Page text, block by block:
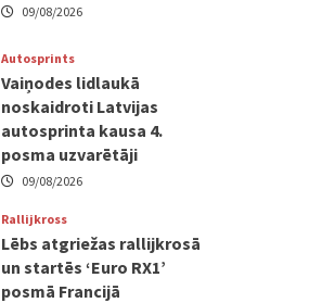
09/08/2026
Autosprints
Vaiņodes lidlaukā
noskaidroti Latvijas
autosprinta kausa 4.
posma uzvarētāji
09/08/2026
Rallijkross
Lēbs atgriežas rallijkrosā
un startēs ‘Euro RX1’
posmā Francijā